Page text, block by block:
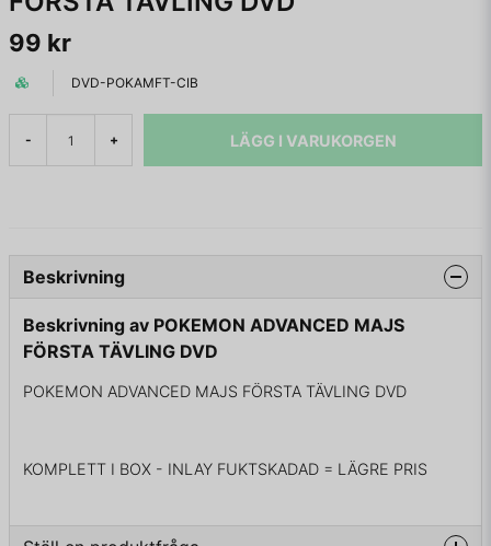
99 kr
DVD-POKAMFT-CIB
- + LÄGG I VARUKORGEN
Beskrivning
Beskrivning av POKEMON ADVANCED MAJS
FÖRSTA TÄVLING DVD
POKEMON ADVANCED MAJS FÖRSTA TÄVLING DVD
KOMPLETT I BOX - INLAY FUKTSKADAD = LÄGRE PRIS